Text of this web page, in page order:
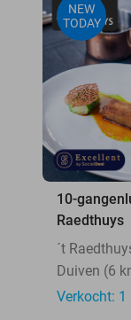
NEW
TODAY
10-
Raedthuys
´t
Duiven (6
Verkocht: 1